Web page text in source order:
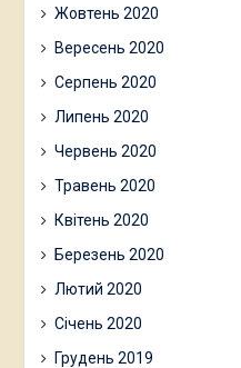
Жовтень 2020
Вересень 2020
Серпень 2020
Липень 2020
Червень 2020
Травень 2020
Квітень 2020
Березень 2020
Лютий 2020
Січень 2020
Грудень 2019